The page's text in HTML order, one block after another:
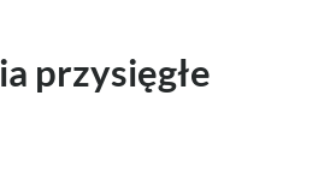
przysięgłe